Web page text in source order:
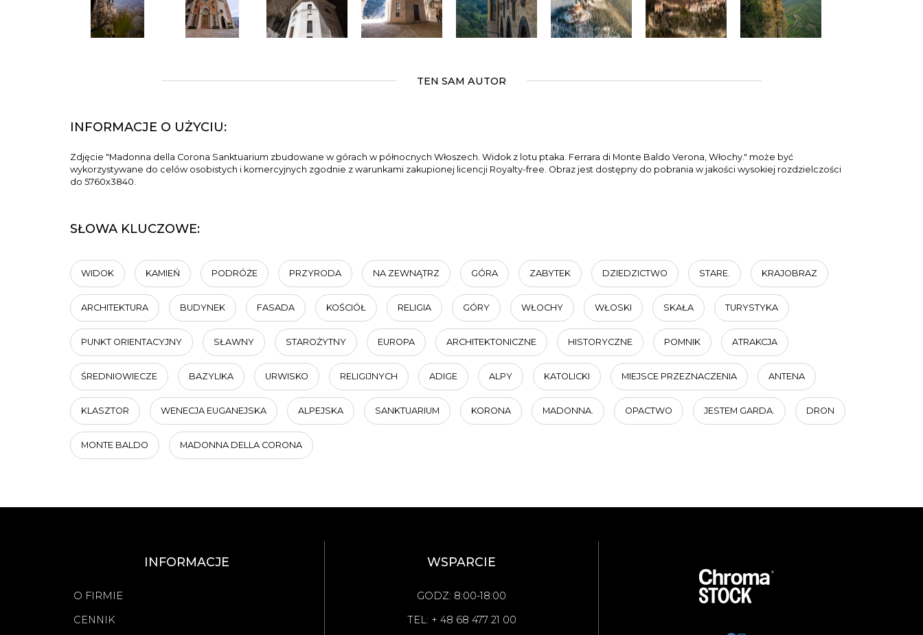
TEN SAM AUTOR
INFORMACJE O UŻYCIU:
Zdjęcie "Madonna della Corona Sanktuarium zbudowane w górach w północnych Włoszech. Widok z lotu ptaka. Ferrara di Monte Baldo Verona, Włochy." może być
wykorzystywane do celów osobistych i komercyjnych zgodnie z warunkami zakupionej licencji Royalty-free. Obraz jest dostępny do pobrania w jakości wysokiej rozdzielczości
do 5760x3840.
SŁOWA KLUCZOWE:
WIDOK KAMIEŃ PODRÓŻE PRZYRODA NA ZEWNĄTRZ GÓRA ZABYTEK DZIEDZICTWO STARE. KRAJOBRAZ
ARCHITEKTURA BUDYNEK FASADA KOŚCIÓŁ RELIGIA GÓRY WŁOCHY WŁOSKI SKAŁA TURYSTYKA
PUNKT ORIENTACYJNY SŁAWNY STAROŻYTNY EUROPA ARCHITEKTONICZNE HISTORYCZNE POMNIK ATRAKCJA
ŚREDNIOWIECZE BAZYLIKA URWISKO RELIGIJNYCH ADIGE ALPY KATOLICKI MIEJSCE PRZEZNACZENIA ANTENA
KLASZTOR WENECJA EUGANEJSKA ALPEJSKA SANKTUARIUM KORONA MADONNA. OPACTWO JESTEM GARDA. DRON
MONTE BALDO MADONNA DELLA CORONA
INFORMACJE
O FIRMIE
CENNIK
WSPARCIE
GODZ: 8:00-18:00
TEL: + 48 68 477 21 00